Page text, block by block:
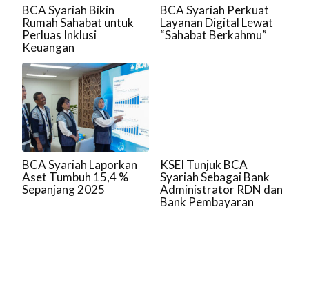
BCA Syariah Bikin
Rumah Sahabat untuk
Perluas Inklusi
Keuangan
BCA Syariah Perkuat
Layanan Digital Lewat
“Sahabat Berkahmu”
BCA Syariah Laporkan
Aset Tumbuh 15,4 %
Sepanjang 2025
KSEI Tunjuk BCA
Syariah Sebagai Bank
Administrator RDN dan
Bank Pembayaran